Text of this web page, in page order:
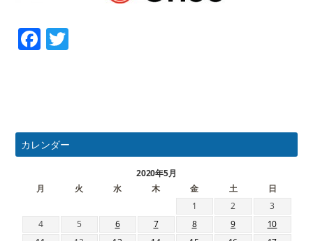
Facebook
カレンダー
2020年5月
月
火 水 木 金 土
日
1
2
3
4
5 6 7 8 9
10